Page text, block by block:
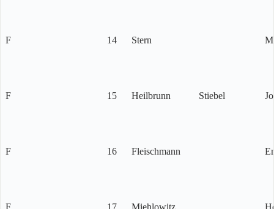
F 14 Stern
F 15 Heilbrunn Stiebel
F 16 Fleischmann
F 17 Miehlowitz